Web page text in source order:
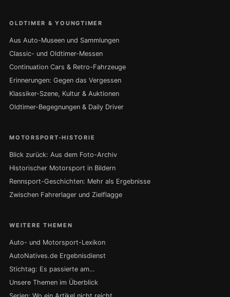
OLDTIMER & YOUNGTIMER
Aus Auto-Museen und Sammlungen
Classic- und Oldtimer-Messen
Continuation Cars & Retro-Fahrzeuge
Erinnerungen: Gegen das Vergessen
Klassiker-Szene, Kultur & Auktionen
Oldtimer-Begegnungen & Daily Driver
MOTORSPORT-HISTORIE
Blick zurück: Aus dem Foto-Archiv
Historischer Motorsport in Bildern
Rennsport-Geschichten: Mehr als Ergebnisse
Zwischen Fahrerlager und Zielflagge
WEITERE THEMEN
Auto- und Motorsport-Lexikon
AutoNatives.de Ergebnisdienst
Stichtag: Es passierte am…
Unsere Themen im Überblick